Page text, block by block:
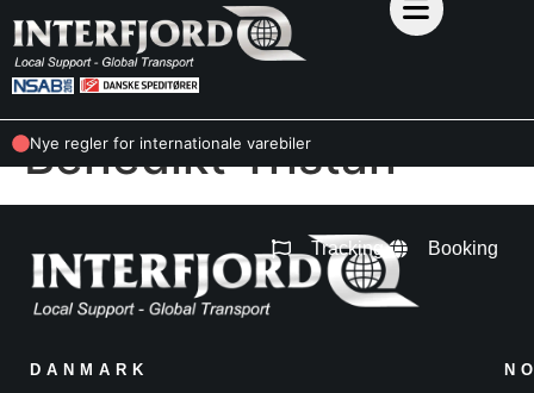
Nye regler for internationale varebiler
Benedikt Tristan
Tracking Booking
DANMARK